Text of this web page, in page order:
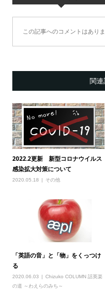
この記事へのコメントはありま
関
2022.2更新 新型コロナウイルス
感染拡大対策について
2020.05.18 その他
「英語の音」と「物」をくっつけ
る
2020.06.03
Chizuko COLUMN 話英楽
の道 ～わえらのみち～